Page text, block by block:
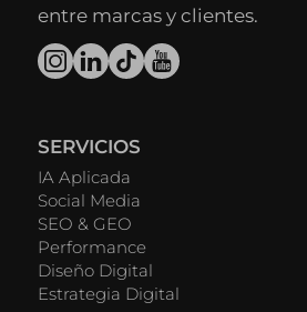
entre marcas y clientes.
SERVICIOS
IA Aplicada
Social Media
SEO & GEO
Performance
Diseño Digital
Estrategia Digital